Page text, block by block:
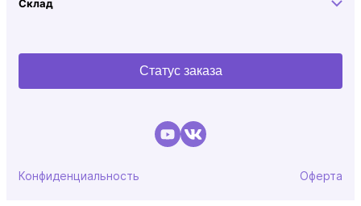
Склад
Статус заказа
Конфиденциальность Оферта